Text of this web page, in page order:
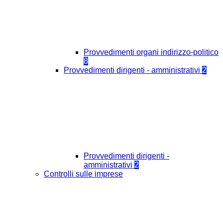
Provvedimenti organi indirizzo-politico
8
Provvedimenti dirigenti - amministrativi 2
Provvedimenti dirigenti -
amministrativi 2
Controlli sulle imprese